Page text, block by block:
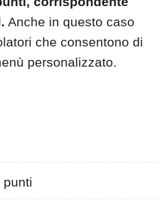
Anche in questo caso
che consentono di
personalizzato.
punti